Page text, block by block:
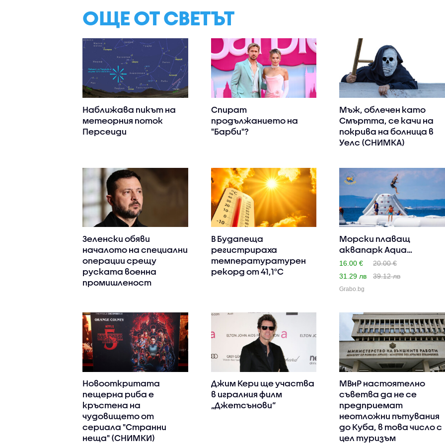
ОЩЕ ОТ СВЕТЪТ
Наближава пикът на
метеорния поток
Персеиди
Спират
продължанието на
"Барби"?
Мъж, облечен като
Смъртта, се качи на
покрива на болница в
Уелс (СНИМКА)
Зеленски обяви
началото на специални
операции срещу
руската военна
промишленост
В Будапеща
регистрираха
температуратурен
рекорд от 41,1°C
Морски плаващ
аквапарк Aqua
Adventure Gold F..
16.00 €
20.00 €
31.29 лв
39.12 лв
Grabo.bg
Новооткритата
пещерна риба е
кръстена на
чудовището от
сериала "Странни
неща" (СНИМКИ)
Джим Кери ще участва
в игралния филм
„Джетсънови“
МВнР настоятелно
съветва да не се
предприемат
неотложни пътувания
до Куба, в това число с
цел туризъм